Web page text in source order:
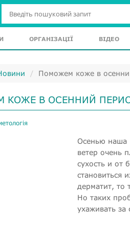
ОРГАНІЗАЦІЇ ВІДЕО
Поможем коже в
КОЖЕ В ОСЕННИЙ
Осенью наша
ветер очень
сухость и от
становиться
дерматит, то
Но таких
ухаживать за